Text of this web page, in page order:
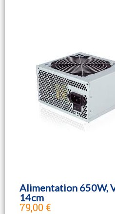
Alimentation 650W,
14cm
79,00 €